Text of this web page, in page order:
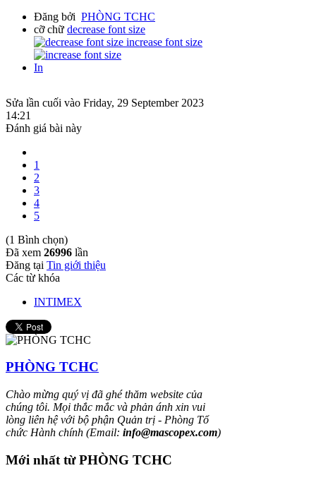
Đăng bởi PHÒNG TCHC
cỡ chữ decrease font size
increase font size
In
Sửa lần cuối vào Friday, 29 September 2023
14:21
Đánh giá bài này
1
2
3
4
5
(1 Bình chọn)
Đã xem 26996 lần
Đăng tại Tin giới thiệu
Các từ khóa
INTIMEX
PHÒNG TCHC
Chào mừng quý vị đã ghé thăm website của
chúng tôi. Mọi thắc mắc và phản ánh xin vui
lòng liên hệ với bộ phận Quản trị - Phòng Tổ
chức Hành chính (Email: info@mascopex.com)
Mới nhất từ PHÒNG TCHC